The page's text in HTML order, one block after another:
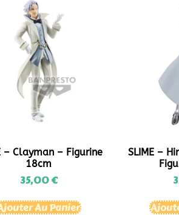
– Clayman – Figurine
18cm
35,00€
Au Panier
SLIME –